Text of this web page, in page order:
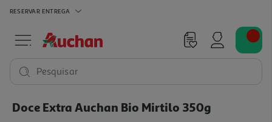
RESERVAR ENTREGA
Pesquisar
Doce Extra Auchan Bio Mirtilo 350g